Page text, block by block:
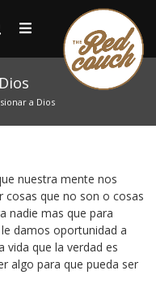
a Dios
nuestra mente nos
cosas que no son o cosas
nadie mas que para
damos oportunidad a
vida que la verdad es
algo para que pueda ser